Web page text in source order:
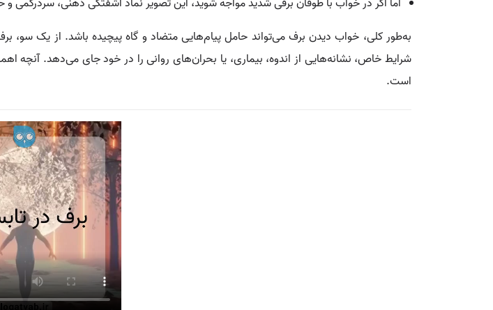
به‌طور کلی، خواب دیدن برف می‌تواند حامل پیام‌هایی متضاد و گاه پیچیده باشد. از یک سو،
شرایط خاص، نشانه‌هایی از اندوه، بیماری، یا بحران‌های روانی را در خود جای می‌دهد. آنچه
است.